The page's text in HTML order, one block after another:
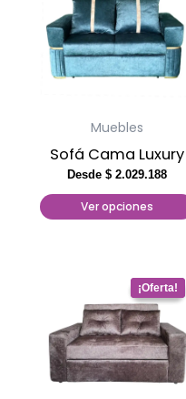
Muebles
Sofá Cama Luxury
Desde $ 2.029.188
Ver opciones
tiene
múltiples
variantes.
se
pueden
elegir
en
de
producto
Este
producto
tiene
múltiples
variantes.